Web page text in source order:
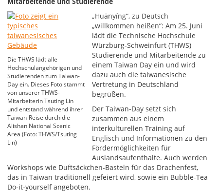
Die THWS lädt alle
Hochschulangehörigen und
Studierenden zum Taiwan-
Day ein. Dieses Foto stammt
von unserer THWS-
Mitarbeiterin Tsuting Lin
und entstand während ihrer
Taiwan-Reise durch die
Alishan National Scenic
Area (Foto: THWS/Tsuting
Lin)
„Huānyíng“, zu Deutsch
„willkommen heißen“: Am 25. Juni
lädt die Technische Hochschule
Würzburg-Schweinfurt (THWS)
Studierende und Mitarbeitende zu
einem Taiwan Day ein und wird
dazu auch die taiwanesische
Vertretung in Deutschland
begrüßen.
Der Taiwan-Day setzt sich
zusammen aus einem
interkulturellen Training auf
Englisch und Informationen zu den
Fördermöglichkeiten für
Auslandsaufenthalte. Auch werden
Workshops wie Duftsäckchen-Basteln für das Drachenfest,
das in Taiwan traditionell gefeiert wird, sowie ein Bubble-Tea
Do-it-yourself angeboten.